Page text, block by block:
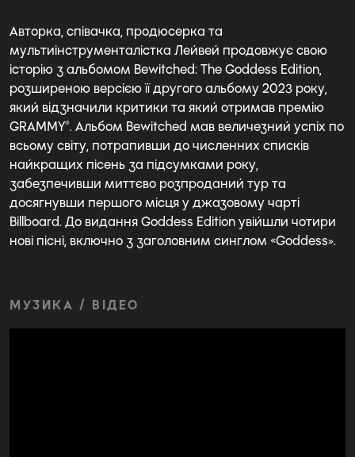
Авторка, співачка, продюсерка та
мультиінструменталістка Лейвей продовжує свою
історію з альбомом Bewitched: The Goddess Edition,
розширеною версією її другого альбому 2023 року,
який відзначили критики та який отримав премію
GRAMMY®. Альбом Bewitched мав величезний успіх по
всьому світу, потрапивши до численних списків
найкращих пісень за підсумками року,
забезпечивши миттєво розпроданий тур та
досягнувши першого місця у джазовому чарті
Billboard. До видання Goddess Edition увійшли чотири
нові пісні, включно з заголовним синглом «Goddess».
МУЗИКА / ВІДЕО